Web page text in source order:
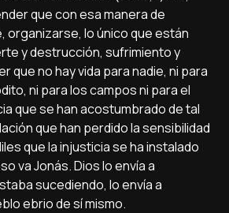
que con esa manera de
organizarse, lo único que están
y destrucción, sufrimiento y
que no hay vida para nadie, ni para
ni para los campos ni para el
que se han acostumbrado de tal
que han perdido la sensibilidad
que la injusticia se ha instalado
va Jonás. Dios lo enví­a a
sucediendo, lo enví­a a
ebrio de sí­ mismo.